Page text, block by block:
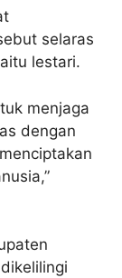
selaras
lestari.
menjaga
dengan